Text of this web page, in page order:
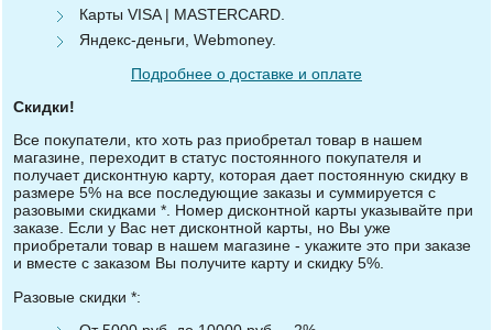
Карты VISA | MASTERCARD.
Яндекс-деньги, Webmoney.
Подробнее о доставке и оплате
Скидки!
Все покупатели, кто хоть раз приобретал товар в нашем
магазине, переходит в статус постоянного покупателя и
получает дисконтную карту, которая дает постоянную скидку в
размере 5% на все последующие заказы и суммируется с
разовыми скидками *. Номер дисконтной карты указывайте при
заказе. Если у Вас нет дисконтной карты, но Вы уже
приобретали товар в нашем магазине - укажите это при заказе
и вместе с заказом Вы получите карту и скидку 5%.
Разовые скидки *: